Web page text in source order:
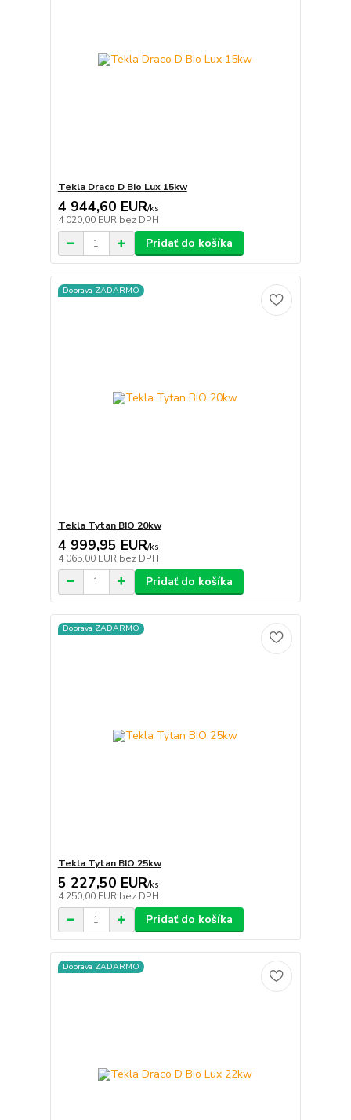
Tekla Draco D Bio Lux 15kw
4 944,60 EUR/ks
4 020,00 EUR bez DPH
Pridať do košíka
Doprava ZADARMO
Tekla Tytan BIO 20kw
4 999,95 EUR/ks
4 065,00 EUR bez DPH
Pridať do košíka
Doprava ZADARMO
Tekla Tytan BIO 25kw
5 227,50 EUR/ks
4 250,00 EUR bez DPH
Pridať do košíka
Doprava ZADARMO